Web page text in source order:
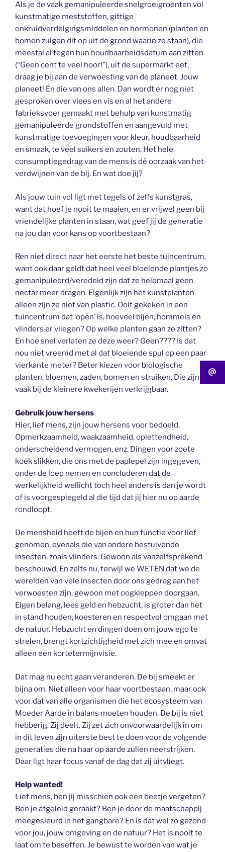
Als je de vaak gemanipuleerde snelgroeigroenten vol
kunstmatige meststoffen, giftige
onkruidverdelgingsmiddelen en hormonen (planten en
bomen zuigen dit op uit de grond waarin ze staan), die
meestal al tegen hun houdbaarheidsdatum aan zitten
(“Geen cent te veel hoor!”), uit de supermarkt eet,
draag je bij aan de verwoesting van de planeet. Jouw
planeet! Én die van ons allen. Dan wordt er nog niet
gesproken over vlees en vis en al het andere
fabrieksvoer gemaakt met behulp van kunstmatig
gemanipuleerde grondstoffen en aangevuld met
kunstmatige toevoegingen voor kleur, houdbaarheid
en smaak, te veel suikers en zouten. Het hele
consumptiegedrag van de mens is dé oorzaak van het
verdwijnen van de bij. En wat doe jij?
Als jouw tuin vol ligt met tegels of zelfs kunstgras,
want dat hoef je nooit te maaien, en er vrijwel geen bij
vriendelijke planten in staan, wat geef jij de generatie
na jou dan voor kans op voortbestaan?
Ren niet direct naar het eerste het beste tuincentrum,
want ook daar geldt dat heel veel bloeiende plantjes zo
gemanipuleerd/veredeld zijn dat ze helemaal geen
nectar meer dragen. Eigenlijk zijn het kunstplanten
alleen zijn ze niet van plastic. Ooit gekeken in een
tuincentrum dat ‘open’ is, hoeveel bijen, hommels en
vlinders er vliegen? Op welke planten gaan ze zitten?
En hoe snel verlaten ze deze weer? Geen???? Is dat
nou niet vreemd met al dat bloeiende spul op een paar
vierkante meter? Beter kiezen voor biologische
planten, bloemen, zaden, bomen en struiken. Die zijn
vaak bij de kleinere kwekerijen verkrijgbaar.
Gebruik jouw hersens
Hier, lief mens, zijn jouw hersens voor bedoeld.
Opmerkzaamheid, waakzaamheid, oplettendheid,
onderscheidend vermogen, enz. Dingen voor zoete
koek slikken, die ons met de paplepel zijn ingegeven,
onder de loep nemen en concluderen dat de
werkelijkheid wellicht toch heel anders is dan je wordt
of is voorgespiegeld al die tijd dat jij hier nu op aarde
rondloopt.
De mensheid heeft de bijen en hun functie voor lief
genomen, evenals die van andere bestuivende
insecten, zoals vlinders. Gewoon als vanzelfsprekend
beschouwd. En zelfs nu, terwijl we WETEN dat we de
werelden van vele insecten door ons gedrag aan het
verwoesten zijn, gewoon met oogkleppen doorgaan.
Eigen belang, lees geld en hebzucht, is groter dan het
in stand houden, koesteren en respectvol omgaan met
de natuur. Hebzucht en dingen doen om jouw ego te
strelen, brengt kortzichtigheid met zich mee en omvat
alleen een kortetermijnvisie.
Dat mag nu echt gaan veranderen. De bij smeekt er
bijna om. Niet alleen voor haar voortbestaan, maar ook
voor dat van alle organismen die het ecosysteem van
Moeder Aarde in balans moeten houden. De bij is niet
hebberig. Zij deelt. Zij zet zich onvoorwaardelijk in om
in dit leven zijn uiterste best te doen voor de volgende
generaties die na haar op aarde zullen neerstrijken.
Daar ligt haar focus vanaf de dag dat zij uitvliegt.
Help wanted!
Lief mens, ben jij misschien ook een beetje vergeten?
Ben je afgeleid geraakt? Ben je door de maatschappij
meegesleurd in het gangbare? En is dat wel zo gezond
voor jou, jouw omgeving en de natuur? Het is nooit te
laat om te beseffen. Je bewust te worden van wat je